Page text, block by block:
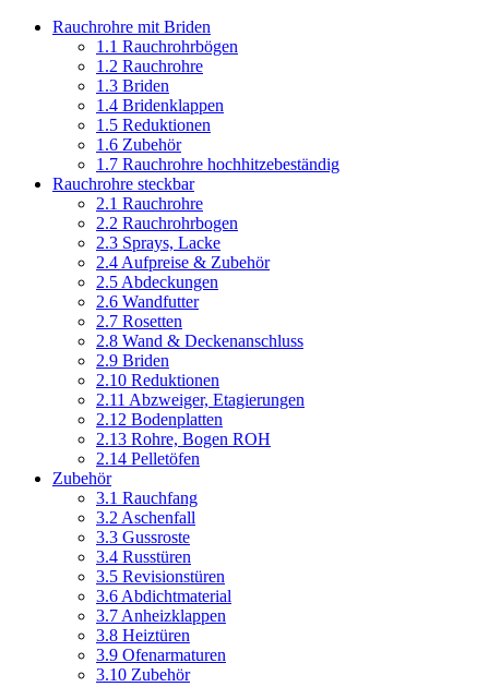
Rauchrohre mit Briden
1.1 Rauchrohrbögen
1.2 Rauchrohre
1.3 Briden
1.4 Bridenklappen
1.5 Reduktionen
1.6 Zubehör
1.7 Rauchrohre hochhitzebeständig
Rauchrohre steckbar
2.1 Rauchrohre
2.2 Rauchrohrbogen
2.3 Sprays, Lacke
2.4 Aufpreise & Zubehör
2.5 Abdeckungen
2.6 Wandfutter
2.7 Rosetten
2.8 Wand & Deckenanschluss
2.9 Briden
2.10 Reduktionen
2.11 Abzweiger, Etagierungen
2.12 Bodenplatten
2.13 Rohre, Bogen ROH
2.14 Pelletöfen
Zubehör
3.1 Rauchfang
3.2 Aschenfall
3.3 Gussroste
3.4 Russtüren
3.5 Revisionstüren
3.6 Abdichtmaterial
3.7 Anheizklappen
3.8 Heiztüren
3.9 Ofenarmaturen
3.10 Zubehör